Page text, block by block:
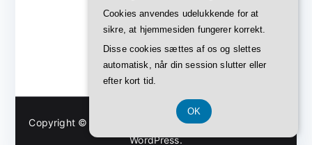
Copyright © 2026 . Powered by
WordPress.
Cookies anvendes udelukkende for at
sikre, at hjemmesiden fungerer korrekt.
Disse cookies sættes af os og slettes
automatisk, når din session slutter eller
efter kort tid.
OK